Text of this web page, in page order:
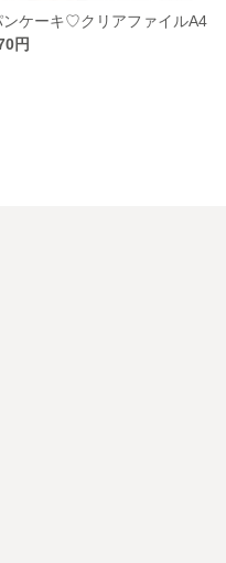
ンケーキ♡クリアファイルA4
円